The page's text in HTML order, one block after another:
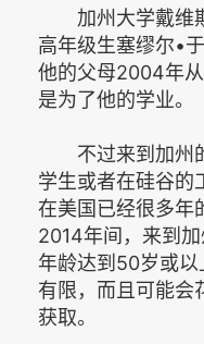
加州大学戴维
高年级生塞缪尔•
他的父母2004年
是为了他的学业。
不过来到加州的
学生或者在硅谷的
在美国已经很多年
2014年间，来到
年龄达到50岁或
有限，而且可能会
获取。